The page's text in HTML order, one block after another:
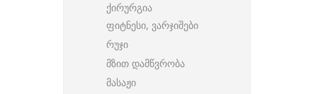
ქირურგია
ფიტნესი, ვარჯიშები
რუჯი
მზით დამწვრობა
მასაჟი